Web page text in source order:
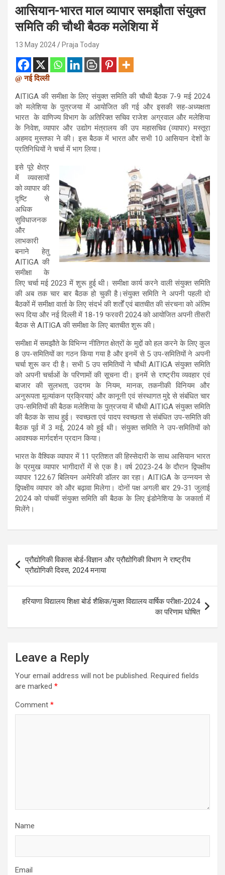
आसियान-भारत माल व्यापार समझौता संयुक्त
समिति की चौथी बैठक मलेशिया में
13 May 2024 Praja Today
@ नई दिल्ली
AITIGA की समीक्षा के लिए संयुक्त समिति की चौथी बैठक 7-9 मई 2024
को मलेशिया के पुत्रजया में आयोजित की गई और इसकी सह-अध्यक्षता
भारत के वाणिज्य विभाग के अतिरिक्त सचिव राजेश अग्रवाल और मलेशिया
के निवेश, व्यापार और उद्योग मंत्रालय की उप महासचिव (व्यापार) मस्तूरा
अहमद मुस्तफा ने की। इस बैठक में भारत और सभी 10 आसियान देशों के
प्रतिनिधियों ने चर्चा में भाग लिया।
इसे पूरे क्षेत्र
में व्यवसायों
को व्यापार की
दृष्टि से
अधिक
सुविधाजनक
और
लाभकारी
बनाने हेतु
AITIGA की
समीक्षा के
लिए चर्चा मई 2023 में शुरू हुई थी। समीक्षा कार्य करने वाली संयुक्त समिति
की अब तक चार बार बैठक हो चुकी है।संयुक्त समिति ने अपनी पहली दो
बैठकों में समीक्षा वार्ता के लिए संदर्भ की शर्तों एवं बातचीत की संरचना को अंतिम
रूप दिया और नई दिल्ली में 18-19 फरवरी 2024 को आयोजित अपनी तीसरी
बैठक से AITIGA की समीक्षा के लिए बातचीत शुरू की।
समीक्षा में समझौते के विभिन्न नीतिगत क्षेत्रों के मुद्दों को हल करने के लिए कुल
8 उप-समितियों का गठन किया गया है और इनमें से 5 उप-समितियों ने अपनी
चर्चा शुरू कर दी है। सभी 5 उप समितियों ने चौथी AITIGA संयुक्त समिति
को अपनी चर्चाओं के परिणामों की सूचना दी। इनमें से राष्ट्रीय व्यवहार एवं
बाजार की सुलभता, उदगम के नियम, मानक, तकनीकी विनियम और
अनुरूपता मूल्यांकन प्रक्रियाएं और कानूनी एवं संस्थागत मुद्दे से संबंधित चार
उप-समितियों की बैठक मलेशिया के पुत्रजया में चौथी AITIGA संयुक्त समिति
की बैठक के साथ हुई। स्वच्छता एवं पादप स्वच्छता से संबंधित उप-समिति की
बैठक पूर्व में 3 मई, 2024 को हुई थी। संयुक्त समिति ने उप-समितियों को
आवश्यक मार्गदर्शन प्रदान किया।
भारत के वैश्विक व्यापार में 11 प्रतिशत की हिस्सेदारी के साथ आसियान भारत
के प्रमुख व्यापार भागीदारों में से एक है। वर्ष 2023-24 के दौरान द्विपक्षीय
व्यापार 122.67 बिलियन अमेरिकी डॉलर का रहा। AITIGA के उन्नयन से
द्विपक्षीय व्यापार को और बढ़ावा मिलेगा। दोनों पक्ष अगली बार 29-31 जुलाई
2024 को पांचवीं संयुक्त समिति की बैठक के लिए इंडोनेशिया के जकार्ता में
मिलेंगे।
Post
navigation
प्रौद्योगिकी विकास बोर्ड-विज्ञान और प्रौद्योगिकी विभाग ने राष्ट्रीय
प्रौद्योगिकी दिवस, 2024 मनाया
हरियाणा विद्यालय शिक्षा बोर्ड शैक्षिक/मुक्त विद्यालय वार्षिक परीक्षा-2024
का परिणाम घोषित
Leave a Reply
Your email address will not be published. Required fields
are marked *
Comment *
Name
Email